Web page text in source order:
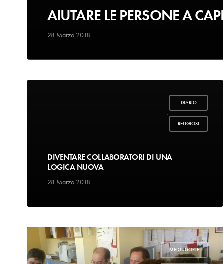
AIUTARE LE PERSONE A
28 Marzo 2018
DIARIO
,
RELIGIOSI
DIVENTARE COLLABORATORI DI UNA
LOGICA NUOVA
28 Marzo 2018
MEDJUGORJE
,